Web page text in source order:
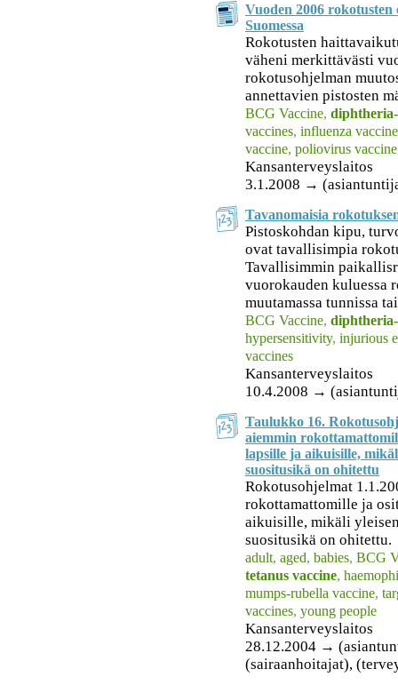
Vuoden 2006
Suomessa
Rokotusten
väheni merkittävästi
rokotusohjelman
annettavien pistosten
BCG Vaccine,
vaccines, influenza
vaccine, poliovirus
Kansanterveyslaitos
3.1.2008 →
Tavanomaisia
Pistoskohdan kipu,
ovat tavallisimpia
Tavallisimmin
vuorokauden kuluessa
muutamassa tunnissa
BCG Vaccine,
hypersensitivity, injurious
vaccines
Kansanterveyslaitos
10.4.2008 →
Taulukko 16.
aiemmin
lapsille ja aikuisille,
suositusikä on ohitettu
Rokotusohjelmat
rokottamattomille ja
aikuisille, mikäli
suositusikä on ohitettu.
adult, aged, babies, BCG
tetanus vaccine,
mumps-rubella vaccine,
vaccines, young people
Kansanterveyslaitos
28.12.2004 →
(sairaanhoitajat),